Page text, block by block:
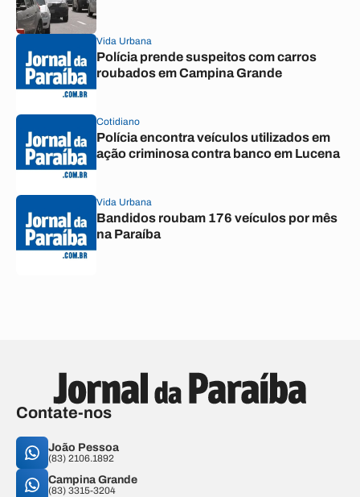
Vida Urbana
Polícia prende suspeitos com carros
roubados em Campina Grande
Cotidiano
Polícia encontra veículos utilizados em
ação criminosa contra banco em Lucena
Vida Urbana
Bandidos roubam 176 veículos por mês
na Paraíba
Contate-nos
João Pessoa
(83) 2106.1892
Campina Grande
(83) 3315-3204